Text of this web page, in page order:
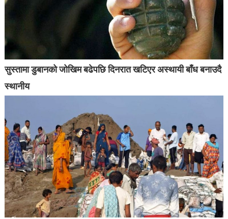
सुस्तामा डुबानको जोखिम बढेपछि दिनरात खटिएर अस्थायी बाँध बनाउदै
स्थानीय